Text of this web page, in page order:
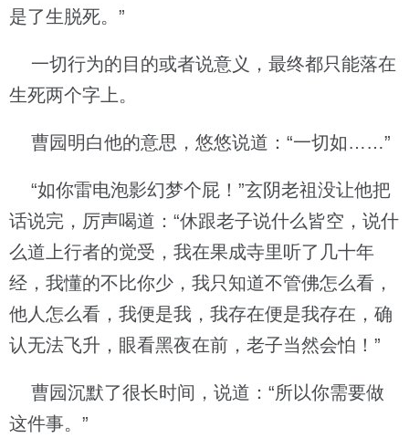
是了生脱死。”
一切行为的目的或者说意义，最终都只能落在
生死两个字上。
曹园明白他的意思，悠悠说道：“一切如……”
“如你雷电泡影幻梦个屁！”玄阴老祖没让他把
话说完，厉声喝道：“休跟老子说什么皆空，说什
么道上行者的觉受，我在果成寺里听了几十年
经，我懂的不比你少，我只知道不管佛怎么看，
他人怎么看，我便是我，我存在便是我存在，确
认无法飞升，眼看黑夜在前，老子当然会怕！”
曹园沉默了很长时间，说道：“所以你需要做
这件事。”